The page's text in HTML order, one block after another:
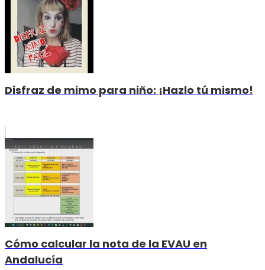
Disfraz de mimo para niño: ¡Hazlo tú mismo!
Cómo calcular la nota de la EVAU en
Andalucía